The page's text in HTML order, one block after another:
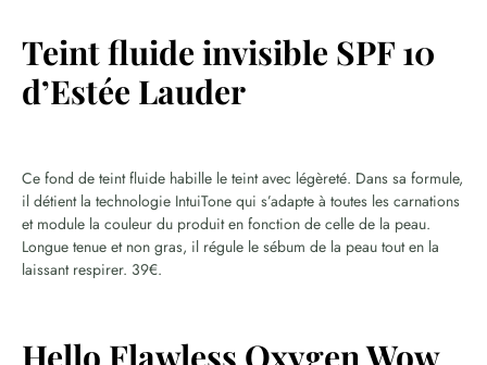
Teint fluide invisible SPF 10
d’Estée Lauder
Ce fond de teint fluide habille le teint avec légèreté. Dans sa formule,
il détient la technologie IntuiTone qui s’adapte à toutes les carnations
et module la couleur du produit en fonction de celle de la peau.
Longue tenue et non gras, il régule le sébum de la peau tout en la
laissant respirer. 39€.